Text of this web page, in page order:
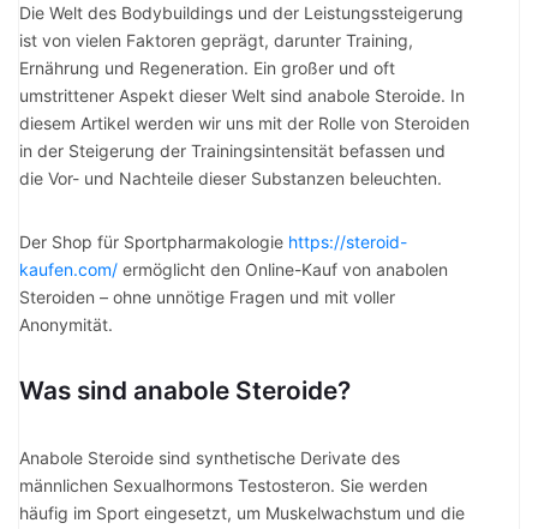
Die Welt des Bodybuildings und der Leistungssteigerung
ist von vielen Faktoren geprägt, darunter Training,
Ernährung und Regeneration. Ein großer und oft
umstrittener Aspekt dieser Welt sind anabole Steroide. In
diesem Artikel werden wir uns mit der Rolle von Steroiden
in der Steigerung der Trainingsintensität befassen und
die Vor- und Nachteile dieser Substanzen beleuchten.
Der Shop für Sportpharmakologie https://steroid-
kaufen.com/ ermöglicht den Online-Kauf von anabolen
Steroiden – ohne unnötige Fragen und mit voller
Anonymität.
Was sind anabole Steroide?
Anabole Steroide sind synthetische Derivate des
männlichen Sexualhormons Testosteron. Sie werden
häufig im Sport eingesetzt, um Muskelwachstum und die